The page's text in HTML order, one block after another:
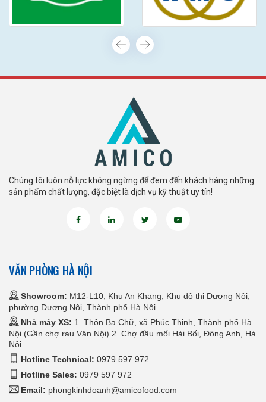
Chúng tôi luôn nỗ lực không ngừng để đem đến khách hàng những
sản phẩm chất lượng, đặc biệt là dịch vụ kỹ thuật uy tín!
VĂN PHÒNG HÀ NỘI
Showroom: M12-L10, Khu An Khang, Khu đô thị Dương Nội,
phường Dương Nội, Thành phố Hà Nội
Nhà máy XS: 1. Thôn Ba Chữ, xã Phúc Thịnh, Thành phố Hà
Nội (Gần chợ rau Vân Nội) 2. Chợ đầu mối Hải Bối, Đông Anh, Hà
Nội
Hotline Technical: 0979 597 972
Hotline Sales: 0979 597 972
Email: phongkinhdoanh@amicofood.com